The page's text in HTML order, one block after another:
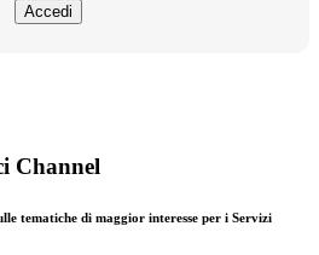
Accedi
Channel
tematiche di maggior interesse per i Servizi